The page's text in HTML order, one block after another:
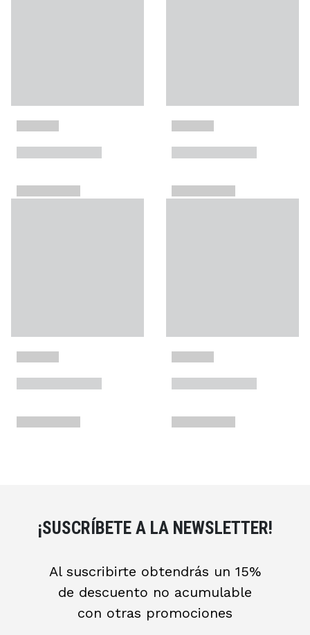
¡SUSCRÍBETE A LA NEWSLETTER!
Al suscribirte obtendrás un 15%
de descuento no acumulable
con otras promociones